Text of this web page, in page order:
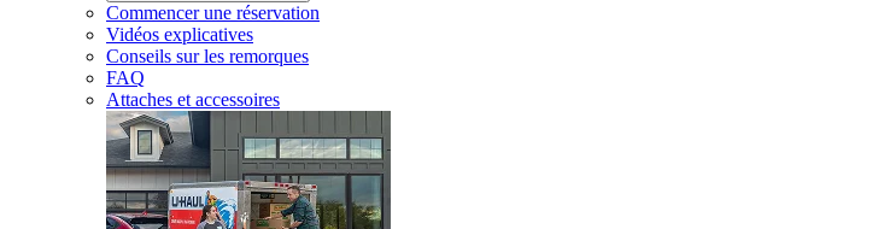
Commencer une réservation
Vidéos explicatives
Conseils sur les remorques
FAQ
Attaches et accessoires